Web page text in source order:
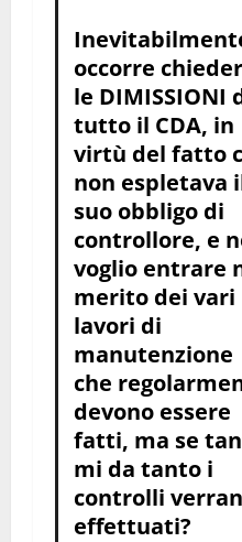
occorre
le DIMISSIONI
tutto il CDA, in
virtù del fatto
non espletava
suo obbligo di
controllore, e
voglio entrare
merito dei vari
lavori di
manutenzione
che
devono essere
fatti, ma se
mi da tanto i
controlli
effettuati?